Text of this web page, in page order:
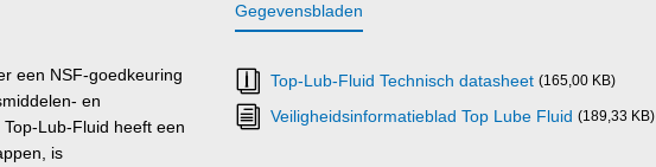
een NSF-goedkeuring
en
Lub-Fluid heeft een
is
Gegevensbladen
Top-Lub-Fluid Technisch datasheet (165,00 KB)
Veiligheidsinformatieblad Top Lube Fluid (189,33 KB)